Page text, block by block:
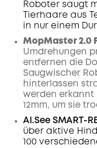
Roboter saugt
Tierhaare aus
in nur einem
MopMaster 2.0
Umdrehungen
entfernen die
Saugwischer
hinterlassen
werden erkannt
12mm, um sie
AI.See SMART-
über aktive
100